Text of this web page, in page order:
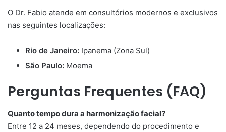
O Dr. Fabio atende em consultórios modernos e exclusivos
nas seguintes localizações:
Rio de Janeiro: Ipanema (Zona Sul)
São Paulo: Moema
Perguntas Frequentes (FAQ)
Quanto tempo dura a harmonização facial?
Entre 12 a 24 meses, dependendo do procedimento e